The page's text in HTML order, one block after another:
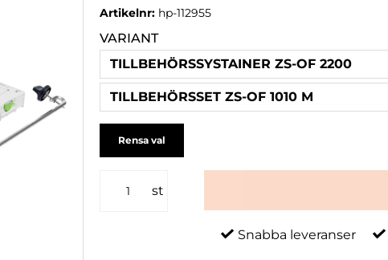
Artikelnr: hp-112955
VARIANT
TILLBEHÖRSSYSTAINER ZS-OF 2200
TILLBEHÖRSSET ZS-OF 1010 M
Rensa val
st
Snabba leveranser